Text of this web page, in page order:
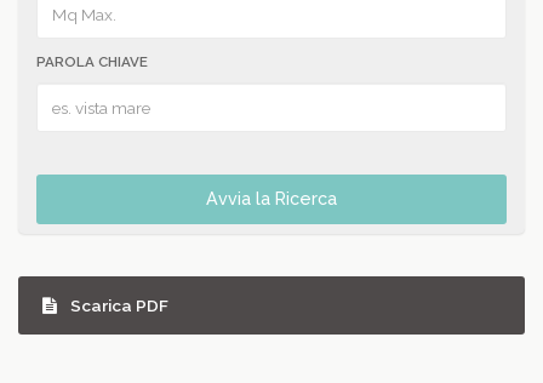
PAROLA CHIAVE
Avvia la Ricerca
Scarica PDF